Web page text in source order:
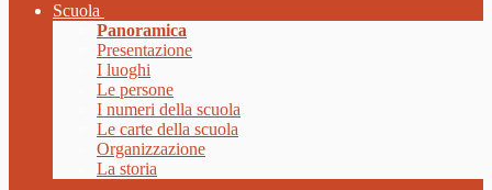
Scuola
Panoramica
Presentazione
I luoghi
Le persone
I numeri della scuola
Le carte della scuola
Organizzazione
La storia